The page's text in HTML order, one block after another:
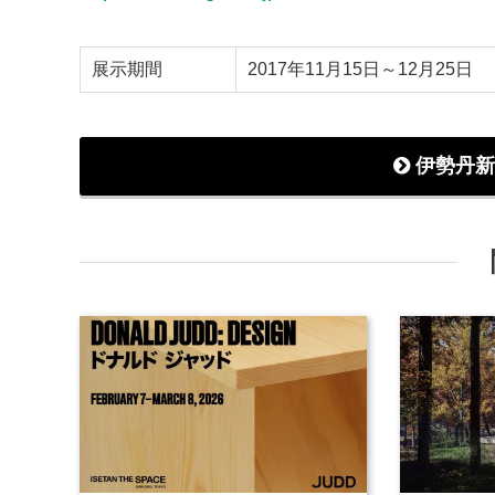
展示期間 2017年11月15日～12月25日
伊勢丹